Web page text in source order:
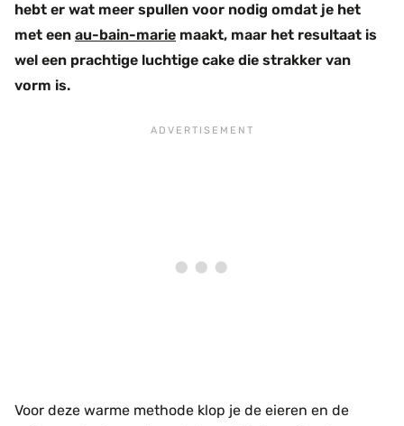
hebt er wat meer spullen voor nodig omdat je het
met een au-bain-marie maakt, maar het resultaat is
wel een prachtige luchtige cake die strakker van
vorm is.
Voor deze warme methode klop je de eieren en de